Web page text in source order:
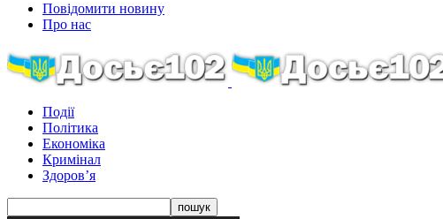
Повідомити новину
Про нас
Події
Політика
Економіка
Кримінал
Здоров’я